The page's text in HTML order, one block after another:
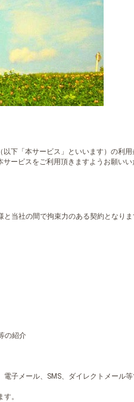
下「本サービス」といいます）の利用
ービスをご利用頂きますようお願いい
当社の間で拘束力のある契約となりま
の紹介
子メール、SMS、ダイレクトメール等
。